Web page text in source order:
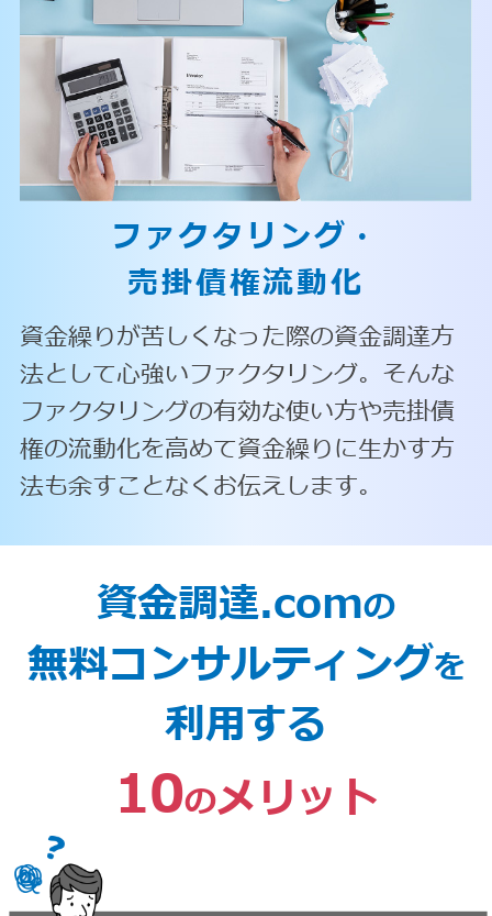
ファクタリング・
売掛債権流動化
資金繰りが苦しくなった際の資金調達方
法として心強いファクタリング。そんな
ファクタリングの有効な使い方や売掛債
権の流動化を高めて資金繰りに生かす方
法も余すことなくお伝えします。
資金調達.comの
無料コンサルティングを
利用する
10のメリット